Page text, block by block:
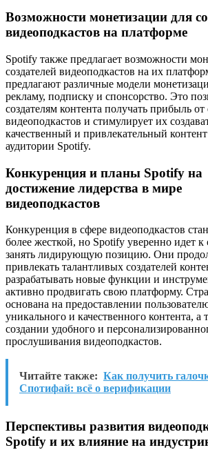
Возможности монетизации для
видеоподкастов на платформе
Spotify также предлагает возможности
создателей видеоподкастов на их
предлагают различные модели
рекламу, подписку и спонсорство. Это
создателям контента получать прибыль от
видеоподкастов и стимулирует их
качественный и привлекательный
аудитории Spotify.
Конкуренция и планы Spotify на
достижение лидерства в мире
видеоподкастов
Конкуренция в сфере видеоподкастов
более жесткой, но Spotify уверенно идет к
занять лидирующую позицию. Они
привлекать талантливых создателей
разрабатывать новые функции и
активно продвигать свою платформу.
основана на предоставлении
уникального и качественного контента, а
создании удобного и
прослушивания видеоподкастов.
Читайте также: Как получить
Спотифай: всё о верификации
Перспективы развития
Spotify и их влияние на